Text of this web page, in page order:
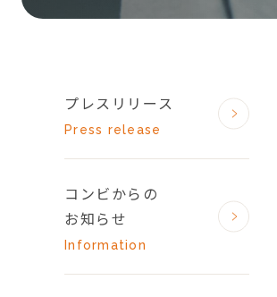
プレスリリース
Press release
コンビからの
お知らせ
Information